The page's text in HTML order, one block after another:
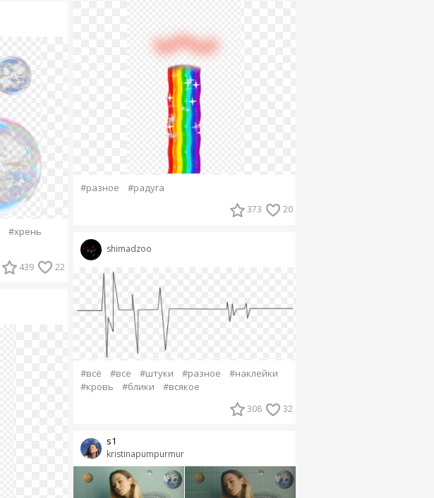
#хрень
439 22
#разное #радуга
373 20
shimadzoo
#всё #все #штуки #разное
#наклейки
#кровь
#блики #всякое
308 32
kristinapumpurmur
s1